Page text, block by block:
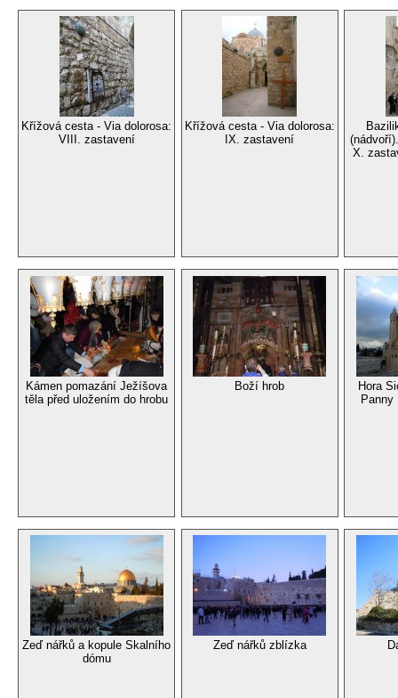
Křížová cesta - Via dolorosa:
VIII. zastavení
Křížová cesta - Via dolorosa:
IX. zastavení
X.
Kámen pomazání Ježíšova
těla před uložením do hrobu
Boží hrob
Hora
Panny
Zeď nářků a kopule Skalního
dómu
Zeď nářků zblízka